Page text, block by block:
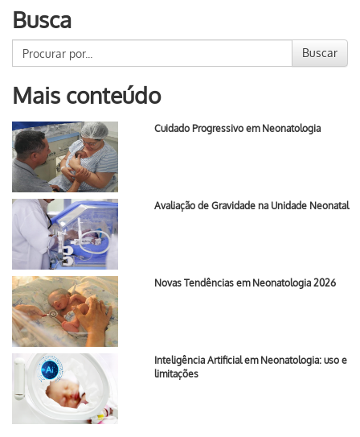
Busca
Buscar
Mais conteúdo
Cuidado Progressivo em Neonatologia
Avaliação de Gravidade na Unidade Neonatal
Novas Tendências em Neonatologia 2026
Inteligência Artificial em Neonatologia: uso e
limitações